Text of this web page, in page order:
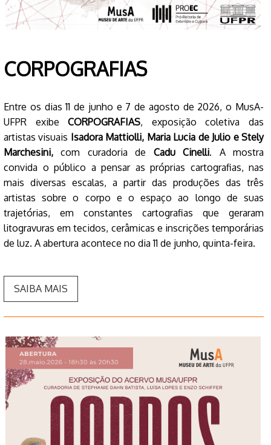
CORPOGRAFIAS
Entre os dias 11 de junho e 7 de agosto de 2026, o MusA-
UFPR exibeCORPOGRAFIAS, exposição coletiva das
artistas visuais Isadora Mattiolli, Maria Lucia de Julio e Stely
Marchesini,com curadoria de Cadu Cinelli. A mostra
convida o público a pensar as próprias cartografias, nas
mais diversas escalas, a partir das produções das três
artistas sobre o corpo e o espaço ao longo de suas
trajetórias, em constantes cartografias que geraram
litogravuras em tecidos, cerâmicas e inscrições temporárias
de luz. A abertura acontece no dia 11 de junho, quinta-feira.
SAIBA MAIS